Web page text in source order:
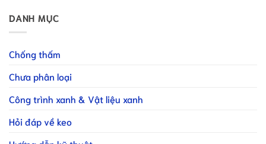
DANH MỤC
Chống thấm
Chưa phân loại
Công trình xanh & Vật liệu xanh
Hỏi đáp về keo